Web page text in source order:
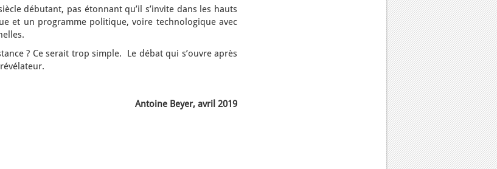
débutant, pas étonnant qu’il s’invite dans les hauts
et un programme politique, voire technologique avec
? Ce serait trop simple. Le débat qui s’ouvre après
Antoine Beyer, avril 2019